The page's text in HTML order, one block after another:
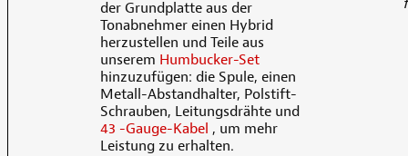
der Grundplatte aus der
Tonabnehmer einen Hybrid
herzustellen und Teile aus
unserem Humbucker-Set
hinzuzufügen: die Spule, einen
Metall-Abstandhalter, Polstift-
Schrauben, Leitungsdrähte und
43 -Gauge-Kabel , um mehr
Leistung zu erhalten.